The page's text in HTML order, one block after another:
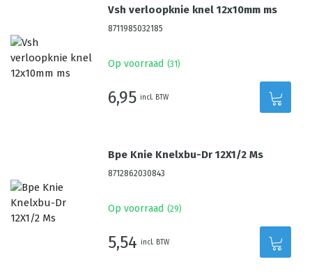
Vsh verloopknie knel 12x10mm ms
8711985032185
Op voorraad (31 )
6,95 incl. BTW
Bpe Knie Knelxbu-Dr 12X1/2 Ms
8712862030843
Op voorraad (29)
5,54 incl. BTW